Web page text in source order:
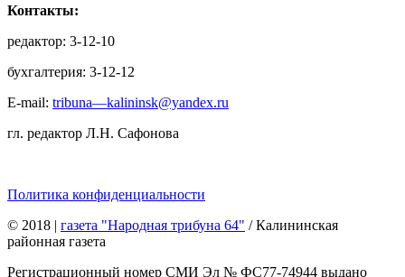
Контакты:
редактор: 3-12-10
бухгалтерия: 3-12-12
E-mail: tribuna—kalininsk@yandex.ru
гл. редактор Л.Н. Сафонова
Политика конфиденциальности
© 2018 | газета "Народная трибуна 64" / Калининская
районная газета
Регистрационный номер СМИ Эл № ФС77-74944 выдано